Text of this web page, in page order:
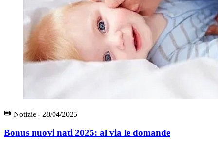
Notizie - 28/04/2025
Bonus nuovi nati 2025: al via le domande